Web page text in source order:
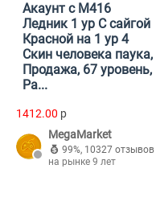
Акаунт с M416
Ледник 1 ур С сайгой
Красной на 1 ур 4
Скин человека паука,
Продажа, 67 уровень,
Ра...
1412.00 p
MegaMarket
99%, 10327 отзывов
на рынке 9 лет